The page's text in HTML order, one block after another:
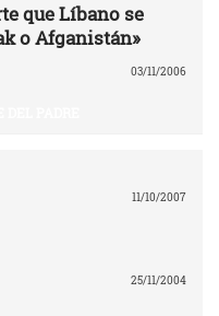
que Líbano se
o Afganistán»
03/11/2006
11/10/2007
25/11/2004